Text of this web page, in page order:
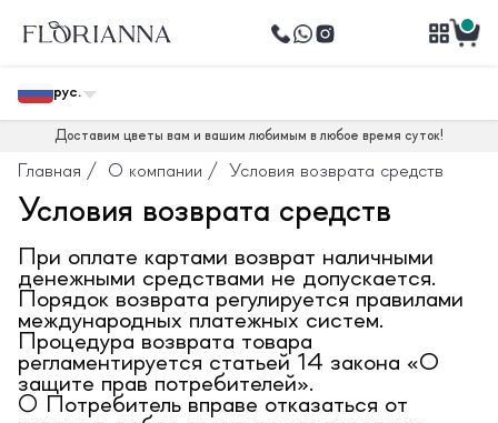
рус.
Доставим цветы вам и вашим любимым в любое время суток!
Главная / О компании / Условия возврата средств
Условия возврата средств
При оплате картами возврат наличными
денежными средствами не допускается.
Порядок возврата регулируется правилами
международных платежных систем.
Процедура возврата товара
регламентируется статьей 14 закона «О
защите прав потребителей».
○ Потребитель вправе отказаться от